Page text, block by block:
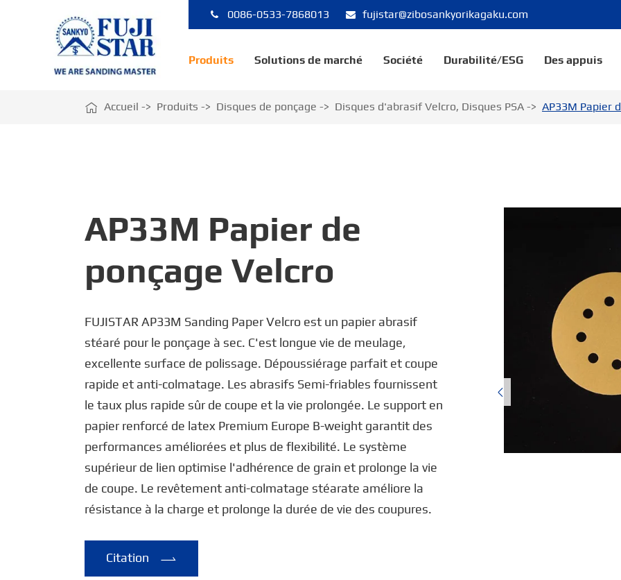
0086-0533-7868013 fujistar@zibosankyorikagaku.com
Produits Solutions de marché Société Durabilité/ESG Des appuis
 Accueil Produits Disques de ponçage Disques d'abrasif Velcro, Disques PSA AP33M Papier
AP33M Papier de
ponçage Velcro
FUJISTAR AP33M Sanding Paper Velcro est un papier abrasif
stéaré pour le ponçage à sec. C'est longue vie de meulage,
excellente surface de polissage. Dépoussiérage parfait et coupe
rapide et anti-colmatage. Les abrasifs Semi-friables fournissent
le taux plus rapide sûr de coupe et la vie prolongée. Le support en
papier renforcé de latex Premium Europe B-weight garantit des
performances améliorées et plus de flexibilité. Le système
supérieur de lien optimise l'adhérence de grain et prolonge la vie
de coupe. Le revêtement anti-colmatage stéarate améliore la
résistance à la charge et prolonge la durée de vie des coupures.
Citation 
